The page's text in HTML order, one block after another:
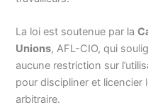
La loi est soutenue par la
Unions, AFL-CIO, qui
aucune restriction sur
pour discipliner et licencier
arbitraire.